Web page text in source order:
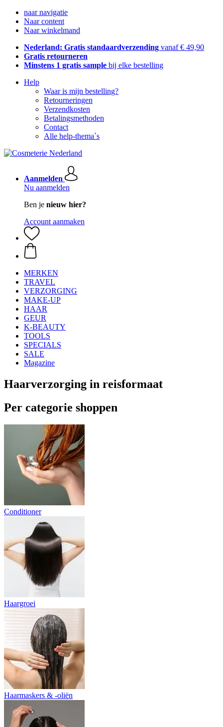
naar navigatie
Naar content
Naar winkelmand
Nederland: Gratis standaardverzending vanaf € 49,90
Gratis retourneren
Minstens 1 gratis sample bij elke bestelling
Help
Waar is mijn bestelling?
Retourneringen
Verzendkosten
Betalingsmethoden
Contact
Alle help-thema`s
Aanmelden
Nu aanmelden
Ben je nieuw hier?
Account aanmaken
MERKEN
TRAVEL
VERZORGING
MAKE-UP
HAAR
GEUR
K-BEAUTY
TOOLS
SPECIALS
SALE
Magazine
Haarverzorging in reisformaat
Per categorie shoppen
Conditioner
Haargroei
Haarmaskers & -oliën